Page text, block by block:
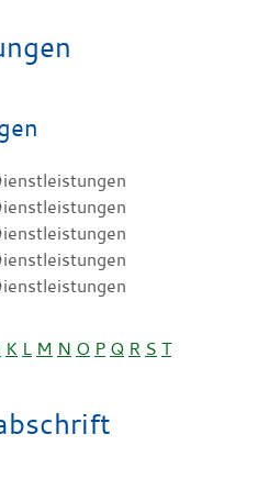
K L M N O P Q R S T